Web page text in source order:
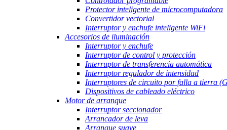
Protector inteligente de microcomputadora
Convertidor vectorial
Interruptor y enchufe inteligente WiFi
Accesorios de iluminación
Interruptor y enchufe
Interruptor de control y protección
Interruptor de transferencia automática
Interruptor regulador de intensidad
Interruptores de circuito por falla a tierra
Dispositivos de cableado eléctrico
Motor de arranque
Interruptor seccionador
Arrancador de leva
Arranque suave